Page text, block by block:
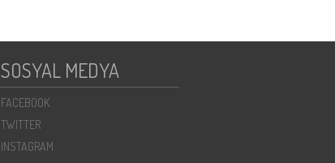
SOSYAL MEDYA
FACEBOOK
TWITTER
INSTAGRAM